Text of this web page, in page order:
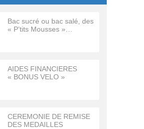
Bac sucré ou bac salé, des
« P’tits Mousses »…
AIDES FINANCIERES
« BONUS VELO »
CEREMONIE DE REMISE
DES MEDAILLES